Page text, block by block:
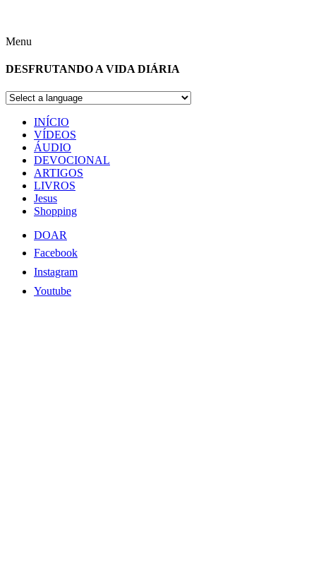
Menu
DESFRUTANDO A VIDA DIÁRIA
INÍCIO
VÍDEOS
ÁUDIO
DEVOCIONAL
ARTIGOS
LIVROS
Jesus
Shopping
DOAR
Facebook
Instagram
Youtube